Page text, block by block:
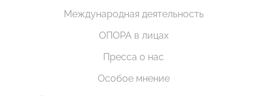
Международная деятельность
ОПОРА в лицах
Пресса о нас
Особое мнение